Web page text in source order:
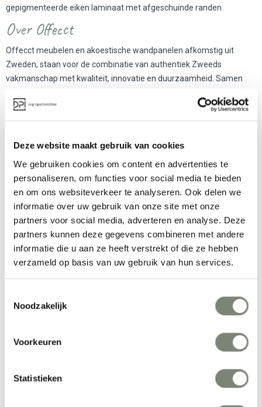
Deze website maakt gebruik van cookies
We gebruiken cookies om content en advertenties te
personaliseren, om functies voor social media te bieden
en om ons websiteverkeer te analyseren. Ook delen we
informatie over uw gebruik van onze site met onze
partners voor social media, adverteren en analyse. Deze
partners kunnen deze gegevens combineren met andere
informatie die u aan ze heeft verstrekt of die ze hebben
verzameld op basis van uw gebruik van hun services.
Noodzakelijk
Voorkeuren
Statistieken
gepigmenteerde eiken laminaat met afgeschuinde randen.
Over Offecct
Offecct meubelen en akoestische wandpanelen afkomstig uit
Zweden, staan voor de combinatie van authentiek Zweeds
vakmanschap met kwaliteit, innovatie en duurzaamheid. Samen
elegante, intelligente en milieuvriendelijke meubelen ontwikkeld.
Meer producten van Offecct
akoestische